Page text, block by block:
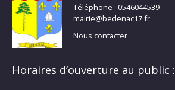
Téléphone : 0546044539
mairie@bedenac17.fr
Nous contacter
Horaires d’ouverture au public :